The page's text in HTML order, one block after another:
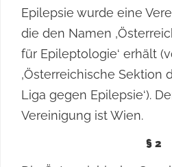
Epilepsie wurde eine
die den Namen
für Epileptologie‘ erhält
‚Österreichische Sektion
Liga gegen Epilepsie‘).
Vereinigung ist Wien.
§ 2